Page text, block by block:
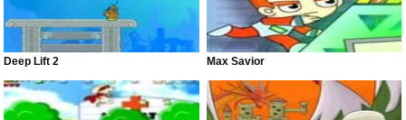
Deep Lift 2 Max Savior